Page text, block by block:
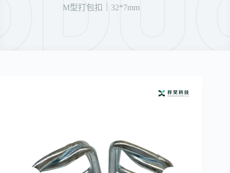
M型打包扣｜32*7mm